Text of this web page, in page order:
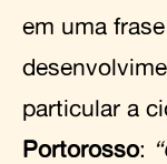
em uma
particular a
Portorosso: